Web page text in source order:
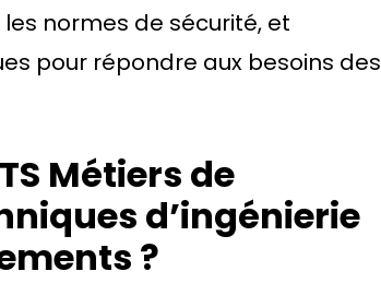
normes de sécurité, et
pour répondre aux besoins des
Métiers de
d’ingénierie
?